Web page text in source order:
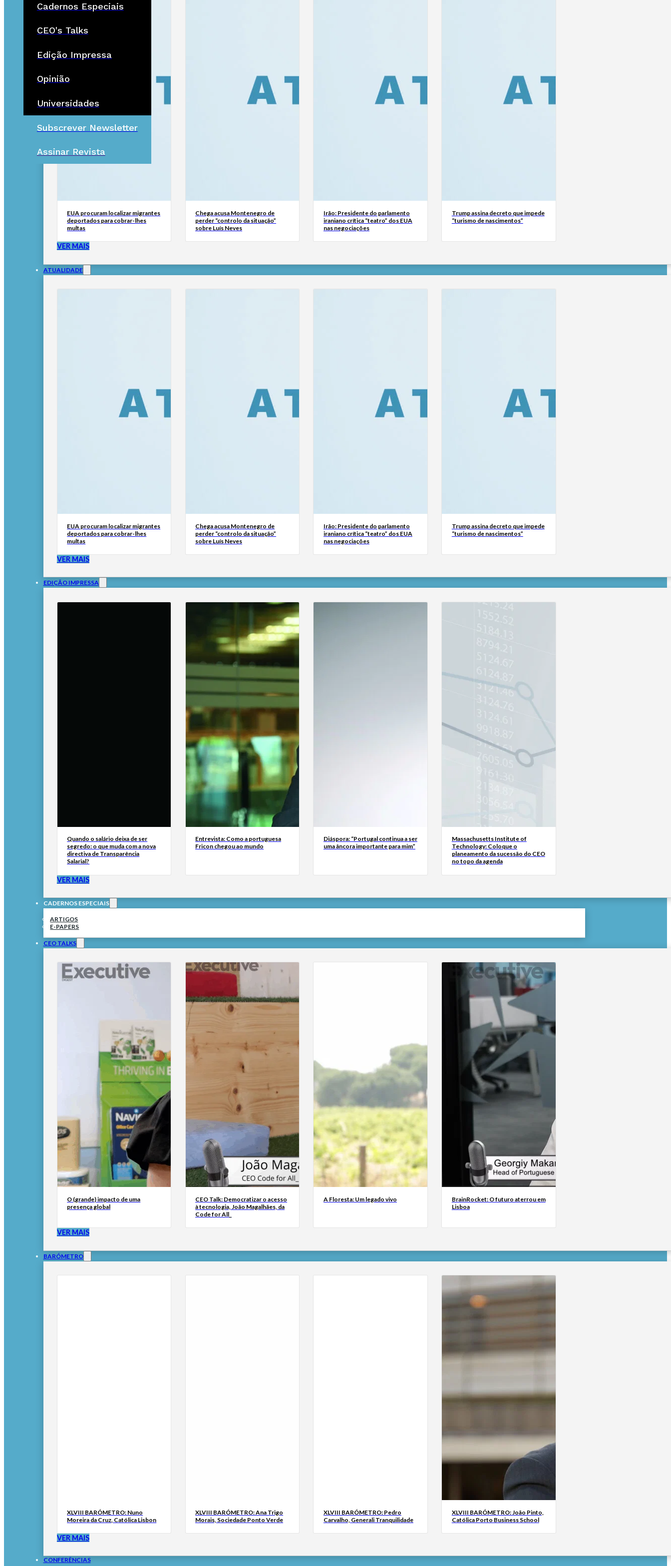
Cadernos Especiais
CEO's Talks
Edição Impressa
Opinião
Universidades
Subscrever Newsletter
Assinar Revista
EUA procuram localizar migrantes
deportados para cobrar-lhes
multas
Chega acusa Montenegro de
perder “controlo da situação”
sobre Luís Neves
Irão: Presidente do parlamento
iraniano crítica “teatro” dos EUA
nas negociações
Trump assina decreto que impede
“turismo de nascimentos”
VER MAIS
ATUALIDADE
EUA procuram localizar migrantes
deportados para cobrar-lhes
multas
Chega acusa Montenegro de
perder “controlo da situação”
sobre Luís Neves
Irão: Presidente do parlamento
iraniano crítica “teatro” dos EUA
nas negociações
Trump assina decreto que impede
“turismo de nascimentos”
VER MAIS
EDIÇÃO IMPRESSA
Quando o salário deixa de ser
segredo: o que muda com a nova
directiva de Transparência
Salarial?
Entrevista: Como a portuguesa
Fricon chegou ao mundo
Diáspora: “Portugal continua a ser
uma âncora importante para mim”
Massachusetts Institute of
Technology: Coloque o
planeamento da sucessão do CEO
no topo da agenda
VER MAIS
CADERNOS ESPECIAIS
ARTIGOS
E-PAPERS
CEO TALKS
O (grande) impacto de uma
presença global
CEO Talk: Democratizar o acesso
à tecnologia, João Magalhães, da
Code for All_
A Floresta: Um legado vivo
BrainRocket: O futuro aterrou em
Lisboa
VER MAIS
BARÓMETRO
XLVIII BARÓMETRO: Nuno
Moreira da Cruz, Católica Lisbon
XLVIII BARÓMETRO: Ana Trigo
Morais, Sociedade Ponto Verde
XLVIII BARÓMETRO: Pedro
Carvalho, Generali Tranquilidade
XLVIII BARÓMETRO: João Pinto,
Católica Porto Business School
VER MAIS
CONFERÊNCIAS